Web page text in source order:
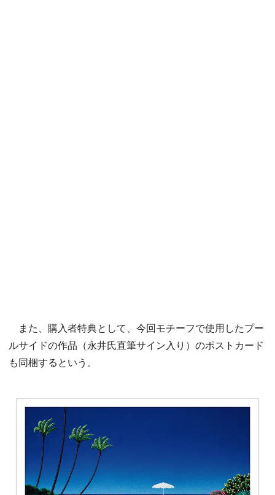
また、購入者特典として、今回モチーフで使用したプー
ルサイドの作品（永井氏直筆サイン入り）のポストカード
も同梱するという。